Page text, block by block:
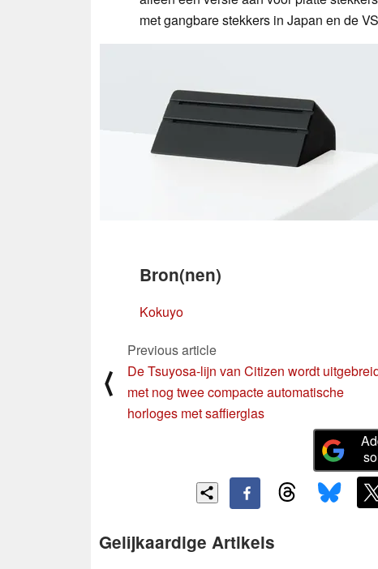
met gangbare stekkers in Japan en de
Bron(nen)
Kokuyo
⟨
Previous article
De Tsuyosa-lijn van Citizen wordt
met nog twee compacte automatische
horloges met saffierglas
Gelijkaardige Artikels